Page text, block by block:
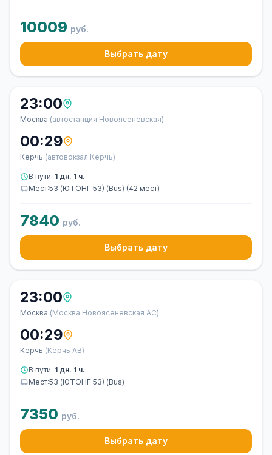
10009 руб.
Выбрать дату
23:00
Москва (автостанция Новоясеневская)
00:29
Керчь (автовокзал Керчь)
В пути: 1 дн. 1 ч.
Мест:53 (ЮТОНГ 53) (Bus) (42 мест)
7840 руб.
Выбрать дату
23:00
Москва (Москва Новоясеневская АС)
00:29
Керчь (Керчь АВ)
В пути: 1 дн. 1 ч.
Мест:53 (ЮТОНГ 53) (Bus)
7350 руб.
Выбрать дату